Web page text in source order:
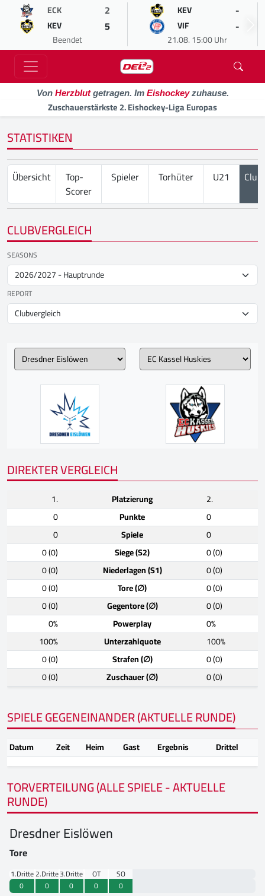
ECK 2
KEV 5
Beendet
KEV -
VIF -
21.08. 15:00 Uhr
Von Herzblutgetragen. Im Eishockeyzuhause.
Zuschauerstärkste 2. Eishockey-Liga Europas
STATISTIKEN
Übersicht
Top-
Scorer
Spieler Torhüter U21
CLUBVERGLEICH
SEASONS
REPORT
DIREKTER VERGLEICH
1. Platzierung
2.
0
Punkte
0
0
Spiele
0
0 (0)
Siege (S2)
0 (0)
0 (0)
Niederlagen (S1)
0 (0)
0 (0)
Tore (∅)
0 (0)
0 (0)
Gegentore (∅)
0 (0)
0%
Powerplay
0%
100%
Unterzahlquote
100%
0 (0)
Strafen (∅)
0 (0)
0 (0)
Zuschauer (∅) 0 (0)
SPIELE GEGENEINANDER (AKTUELLE RUNDE)
Datum Zeit Heim Gast Ergebnis Drittel
TORVERTEILUNG (ALLE SPIELE - AKTUELLE
RUNDE)
Dresdner Eislöwen
Tore
1.Drittel2.Drittel3.Drittel OT
SO
0
0 0 0 0